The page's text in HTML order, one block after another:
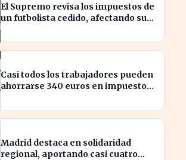
El Supremo revisa los impuestos de
un futbolista cedido, afectando su
Casi todos los trabajadores pueden
ahorrarse 340 euros en impuestos,
Madrid destaca en solidaridad
regional, aportando casi cuatro